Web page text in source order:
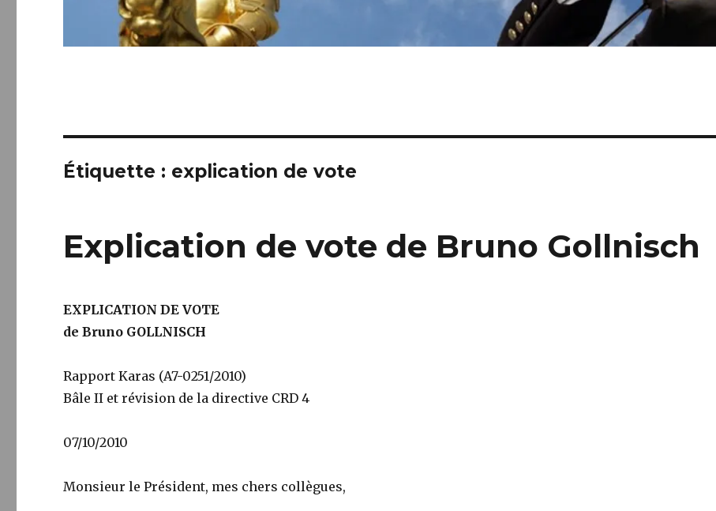
Étiquette : explication de vote
Explication de vote de Bruno Gollnisch
EXPLICATION DE VOTE
de Bruno GOLLNISCH
Rapport Karas (A7-0251/2010)
Bâle II et révision de la directive CRD 4
07/10/2010
Monsieur le Président, mes chers collègues,